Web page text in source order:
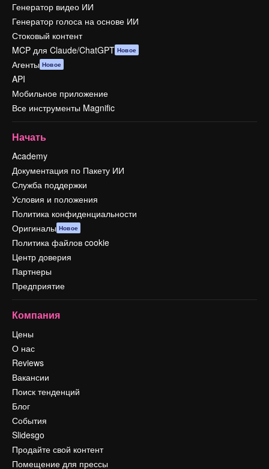
Генератор видео ИИ
Генератор голоса на основе ИИ
Стоковый контент
MCP для Claude/ChatGPT Новое
Агенты Новое
API
Мобильное приложение
Все инструменты Magnific
Начать
Academy
Документация по Пакету ИИ
Служба поддержки
Условия и положения
Политика конфиденциальности
Оригиналы Новое
Политика файлов cookie
Центр доверия
Партнеры
Предприятие
Компания
Цены
О нас
Reviews
Вакансии
Поиск тенденций
Блог
События
Slidesgo
Продайте свой контент
Помещение для прессы